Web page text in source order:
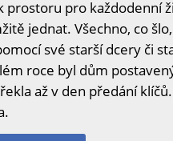
prostoru pro každodenní
jednat. Všechno, co
své starší dcery či
roce byl dům
až v den předání